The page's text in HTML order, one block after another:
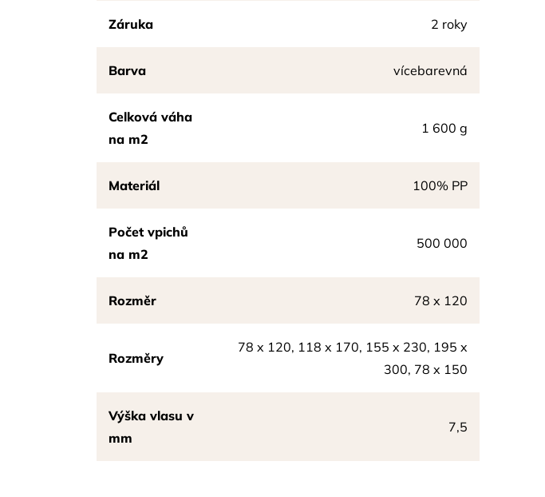
Záruka 2 roky
Barva vícebarevná
Celková váha
na m2
1 600 g
Materiál 100% PP
Počet vpichů
na m2
500 000
Rozměr 78 x 120
Rozměry
78 x 120, 118 x 170, 155 x 230, 195 x
300, 78 x 150
Výška vlasu v
mm
7,5